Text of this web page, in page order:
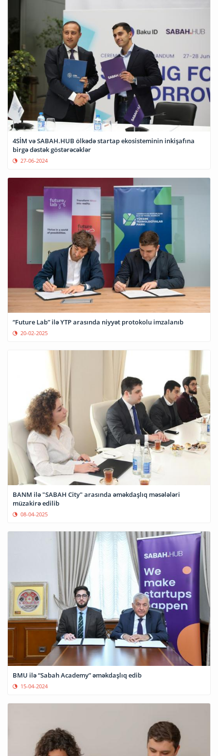
4SİM və SABAH.HUB ölkədə startap ekosisteminin inkişafına
birgə dəstək göstərəcəklər
27-06-2024
“Future Lab” ilə YTP arasında niyyət protokolu imzalanıb
20-02-2025
BANM ilə "SABAH City" arasında əməkdaşlıq məsələləri
müzakirə edilib
08-04-2025
BMU ilə “Sabah Academy” əməkdaşlıq edib
15-04-2024